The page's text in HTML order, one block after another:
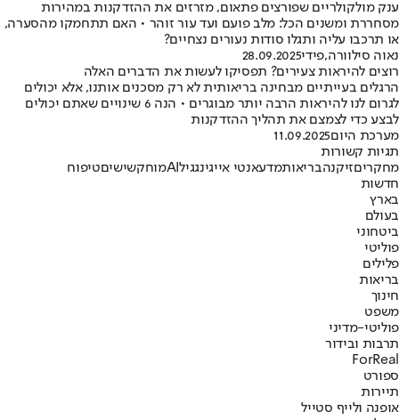
ענק מולקולריים שפורצים פתאום, מזרזים את ההזדקנות במהירות
מסחררת ומשנים הכל: מלב פועם ועד עור זוהר • האם תתחמקו מהסערה,
או תרכבו עליה ותגלו סודות נעורים נצחיים?
נאוה סילוורה,פידי28.09.2025
רוצים להיראות צעירים? תפסיקו לעשות את הדברים האלה
הרגלים בעייתיים מבחינה בריאותית לא רק מסכנים אותנו, אלא יכולים
לגרום לנו להיראות הרבה יותר מבוגרים • הנה 6 שינויים שאתם יכולים
לבצע כדי לצמצם את תהליך ההזדקנות
מערכת היום11.09.2025
תגיות קשורות
מחקריםזיקנהבריאותמדעאנטי אייגינגגילAIמוחקשישיםטיפוח
חדשות
בארץ
בעולם
ביטחוני
פוליטי
פלילים
בריאות
חינוך
משפט
פוליטי-מדיני
תרבות ובידור
ForReal
ספורט
תיירות
אופנה ולייף סטייל